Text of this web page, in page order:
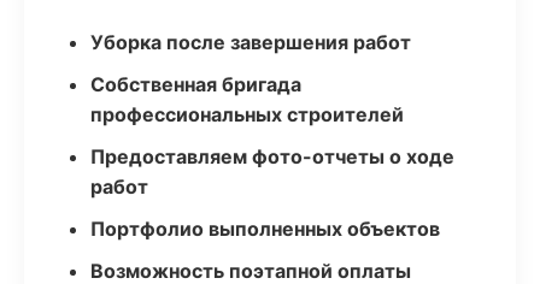
Уборка после завершения работ
Собственная бригада
профессиональных строителей
Предоставляем фото-отчеты о ходе
работ
Портфолио выполненных объектов
Возможность поэтапной оплаты